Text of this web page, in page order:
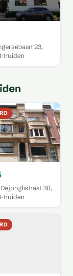
23,
truiden
30,
truiden